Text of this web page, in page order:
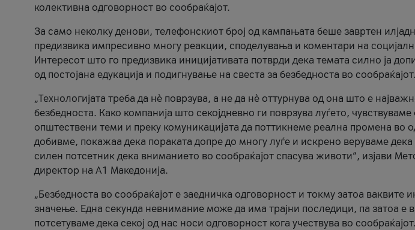
колективна одговорност во сообраќајот.
За само неколку денови, телефонскиот број од кампањата беше завртен
предизвика импресивно многу реакции, споделувања и коментари на
Интересот што го предизвика иницијативата потврди дека темата силно ја
од постојана едукација и подигнување на свеста за безбедноста во сообраќајот.
„Технологијата треба да нè поврзува, а не да нè оттурнува од она што е
безбедноста. Како компанија што секојдневно ги поврзува луѓето,
општествени теми и преку комуникацијата да поттикнеме реална промена во
добивме, покажаа дека пораката допре до многу луѓе и искрено веруваме
силен потсетник дека вниманието во сообраќајот спасува животи“, изјави
директор на А1 Македонија.
„Безбедноста во сообраќајот е заедничка одговорност и токму затоа ваквите
значење. Една секунда невнимание може да има трајни последици, па затоа е
потсетуваме дека секој од нас носи одговорност кога учествува во